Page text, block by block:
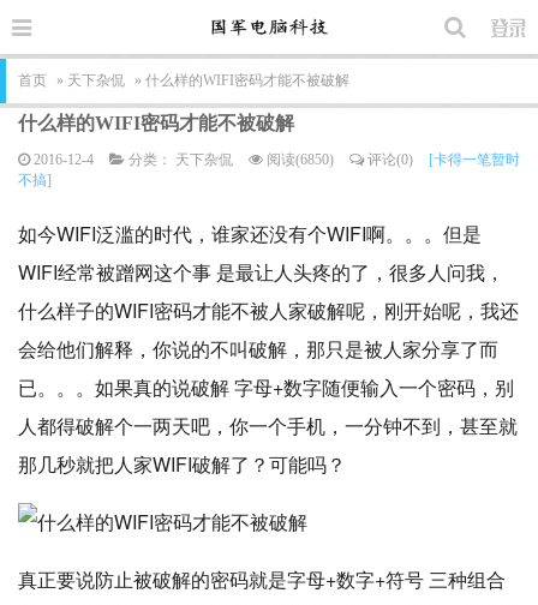
首页 » 天下杂侃 » 什么样的WIFI密码才能不被破解
什么样的WIFI密码才能不被破解
2016-12-4 分类： 天下杂侃 阅读(6850) 评论(0)
[卡得一笔暂时
不搞]
如今WIFI泛滥的时代，谁家还没有个WIFI啊。。。但是
WIFI经常被蹭网这个事 是最让人头疼的了，很多人问我，
什么样子的WIFI密码才能不被人家破解呢，刚开始呢，我还
会给他们解释，你说的不叫破解，那只是被人家分享了而
已。。。如果真的说破解 字母+数字随便输入一个密码，别
人都得破解个一两天吧，你一个手机，一分钟不到，甚至就
那几秒就把人家WIFI破解了？可能吗？
真正要说防止被破解的密码就是字母+数字+符号 三种组合